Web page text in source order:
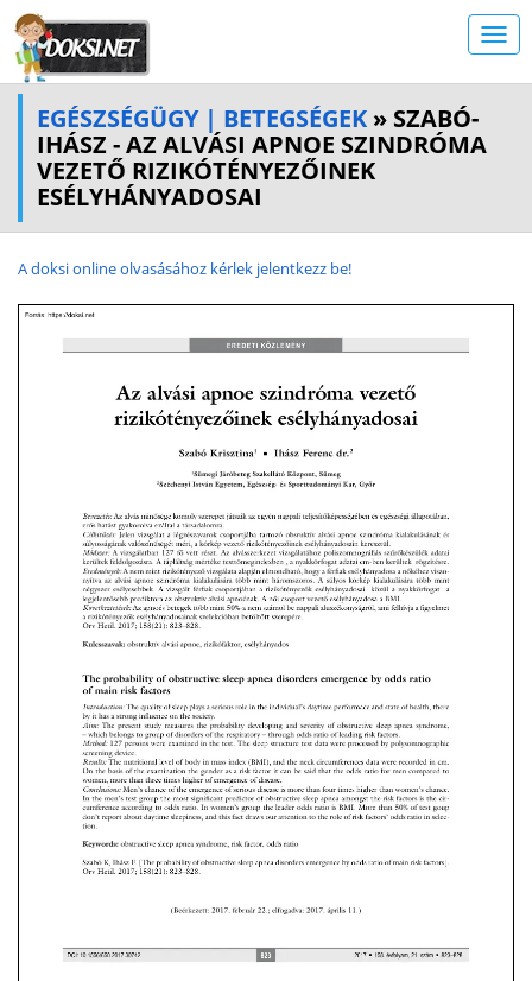
EGÉSZSÉGÜGY | BETEGSÉGEK » SZABÓ-
IHÁSZ - AZ ALVÁSI APNOE SZINDRÓMA
VEZETŐ RIZIKÓTÉNYEZŐINEK
ESÉLYHÁNYADOSAI
A doksi online olvasásához kérlek jelentkezz be!